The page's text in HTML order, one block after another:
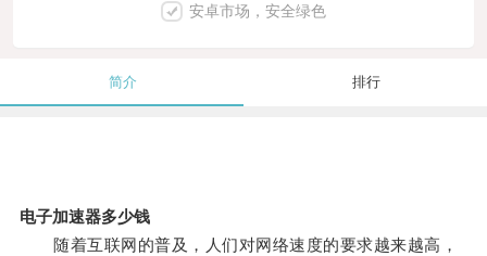
安卓市场，安全绿色
简介 排行
电子加速器多少钱
随着互联网的普及，人们对网络速度的要求越来越高，